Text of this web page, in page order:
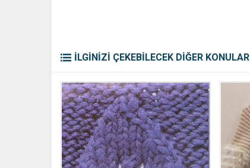
İLGİNİZİ ÇEKEBİLECEK DİĞER KONULAR